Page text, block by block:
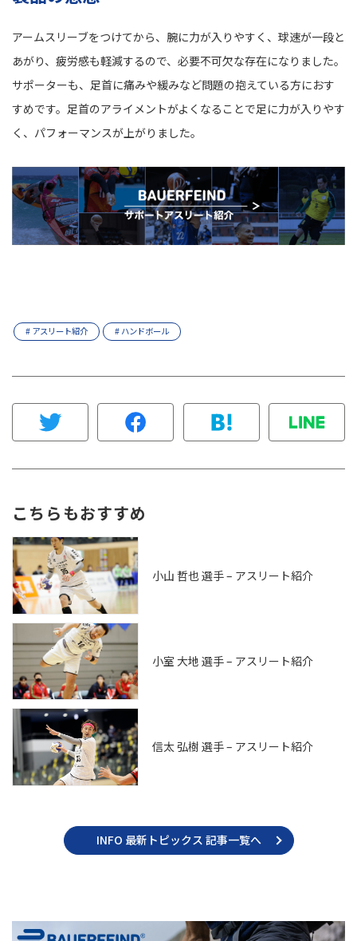
アームスリーブをつけてから、腕に力が入りやすく、球速が一段と
あがり、疲労感も軽減するので、必要不可欠な存在になりました。
サポーターも、足首に痛みや緩みなど問題の抱えている方におす
すめです。足首のアライメントがよくなることで足に力が入りやす
く、パフォーマンスが上がりました。
# アスリート紹介 # ハンドボール
こちらもおすすめ
小山 哲也 選手 – アスリート紹介
小室 大地 選手 – アスリート紹介
信太 弘樹 選手 – アスリート紹介
INFO 最新トピックス 記事一覧へ